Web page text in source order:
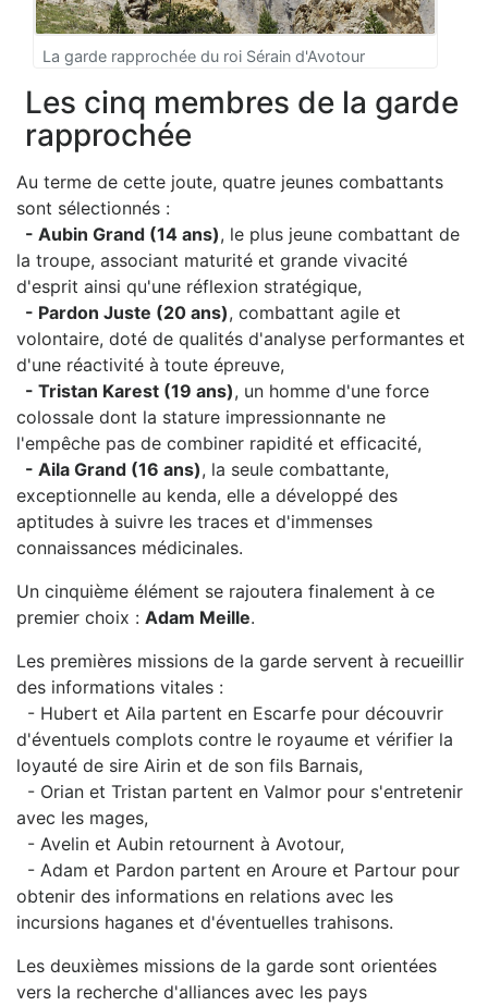
La garde rapprochée du roi Sérain d'Avotour
Les cinq membres de la garde
rapprochée
Au terme de cette joute, quatre jeunes combattants
sont sélectionnés :
- Aubin Grand (14 ans), le plus jeune combattant de
la troupe, associant maturité et grande vivacité
d'esprit ainsi qu'une réflexion stratégique,
- Pardon Juste (20 ans), combattant agile et
volontaire, doté de qualités d'analyse performantes et
d'une réactivité à toute épreuve,
- Tristan Karest (19 ans), un homme d'une force
colossale dont la stature impressionnante ne
l'empêche pas de combiner rapidité et efficacité,
- Aila Grand (16 ans), la seule combattante,
exceptionnelle au kenda, elle a développé des
aptitudes à suivre les traces et d'immenses
connaissances médicinales.
Un cinquième élément se rajoutera finalement à ce
premier choix : Adam Meille.
Les premières missions de la garde servent à recueillir
des informations vitales :
- Hubert et Aila partent en Escarfe pour découvrir
d'éventuels complots contre le royaume et vérifier la
loyauté de sire Airin et de son fils Barnais,
- Orian et Tristan partent en Valmor pour s'entretenir
avec les mages,
- Avelin et Aubin retournent à Avotour,
- Adam et Pardon partent en Aroure et Partour pour
obtenir des informations en relations avec les
incursions haganes et d'éventuelles trahisons.
Les deuxièmes missions de la garde sont orientées
vers la recherche d'alliances avec les pays